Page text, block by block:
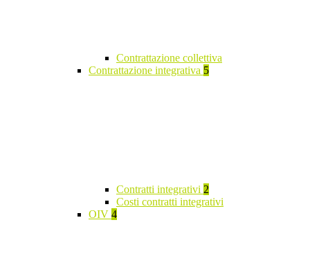
Contrattazione collettiva
Contrattazione integrativa 5
Contratti integrativi 2
Costi contratti integrativi
OIV 4